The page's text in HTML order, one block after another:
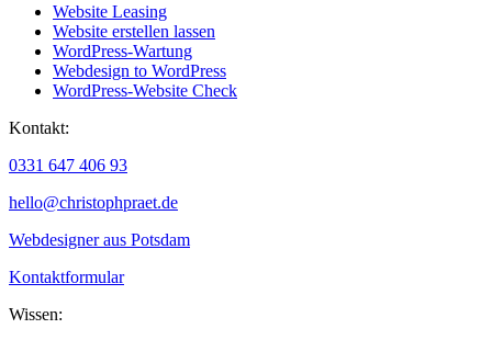
Website Leasing
Website erstellen lassen
WordPress-Wartung
Webdesign to WordPress
WordPress-Website Check
Kontakt:
0331 647 406 93
hello@christophpraet.de
Webdesigner aus Potsdam
Kontaktformular
Wissen: